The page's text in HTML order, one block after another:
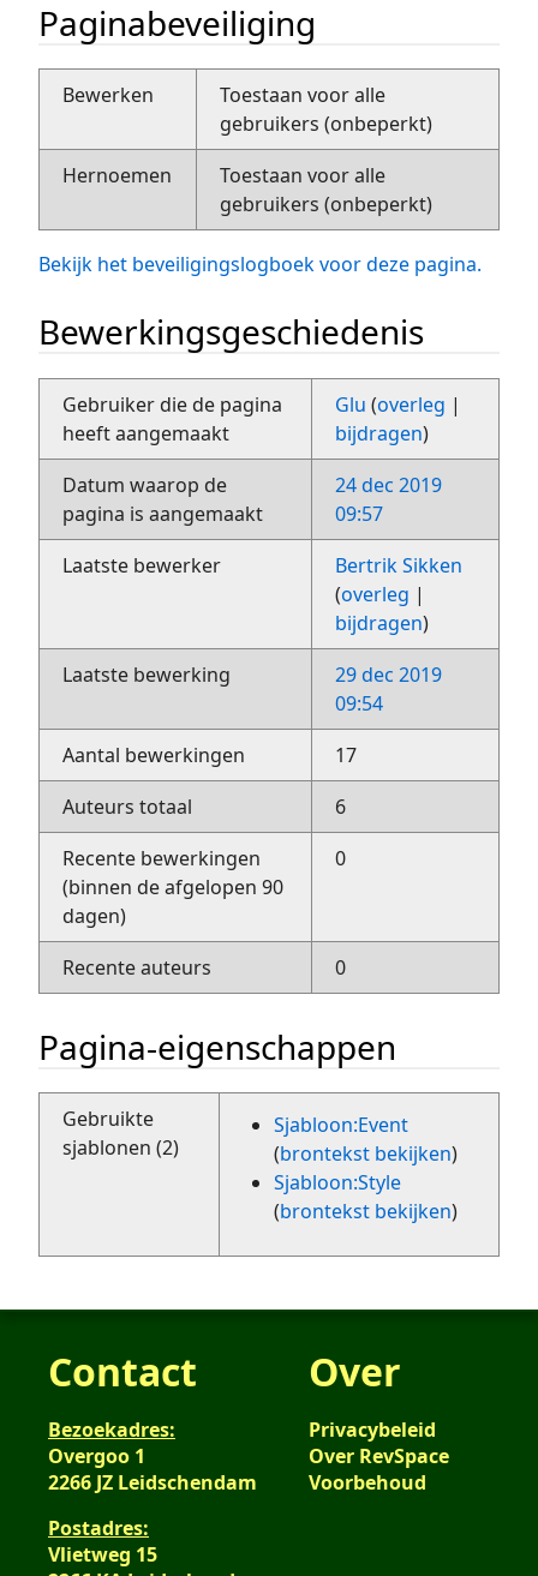
Paginabeveiliging
Bewerken
Toestaan voor alle
gebruikers (onbeperkt)
Hernoemen
Toestaan voor alle
gebruikers (onbeperkt)
Bekijk het beveiligingslogboek voor deze pagina.
Bewerkingsgeschiedenis
Gebruiker die de pagina
heeft aangemaakt
Glu (overleg |
bijdragen)
Datum waarop de
pagina is aangemaakt
24 dec 2019
09:57
Laatste bewerker
Bertrik Sikken
(overleg |
bijdragen)
Laatste bewerking
29 dec 2019
09:54
Aantal bewerkingen
17
Auteurs totaal
6
Recente bewerkingen
(binnen de afgelopen 90
dagen)
0
Recente auteurs 0
Pagina-eigenschappen
Gebruikte
sjablonen (2)
Sjabloon:Event
(brontekst bekijken)
Sjabloon:Style
(brontekst bekijken)
Contact
Bezoekadres:
Overgoo 1
2266 JZ Leidschendam
Postadres:
Vlietweg 15
Over
Privacybeleid
Over RevSpace
Voorbehoud